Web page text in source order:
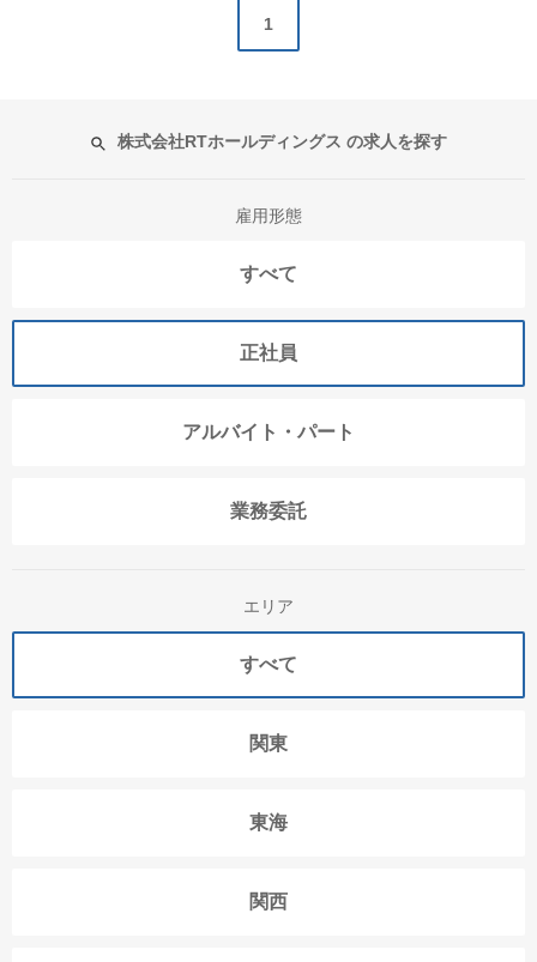
1
株式会社RTホールディングス の求人を探す
雇用形態
すべて
正社員
アルバイト・パート
業務委託
エリア
すべて
関東
東海
関西